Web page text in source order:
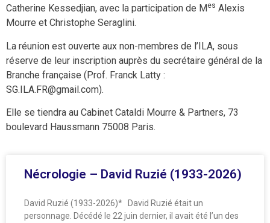
Catherine Kessedjian, avec la participation de Mes Alexis
Mourre et Christophe Seraglini.
La réunion est ouverte aux non-membres de l’ILA, sous
réserve de leur inscription auprès du secrétaire général de la
Branche française (Prof. Franck Latty :
SG.ILA.FR@gmail.com).
Elle se tiendra au Cabinet Cataldi Mourre & Partners, 73
boulevard Haussmann 75008 Paris.
Nécrologie – David Ruzié (1933-2026)
David Ruzié (1933-2026)* David Ruzié était un
personnage. Décédé le 22 juin dernier, il avait été l’un des